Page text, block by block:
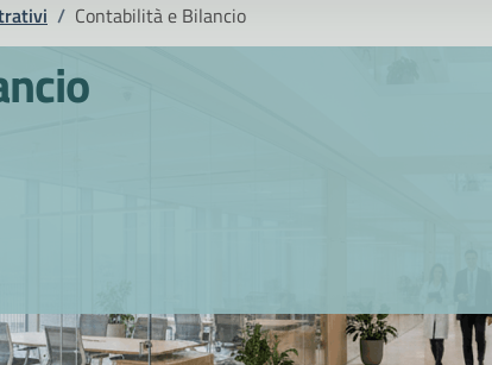
/ Contabilità e Bilancio